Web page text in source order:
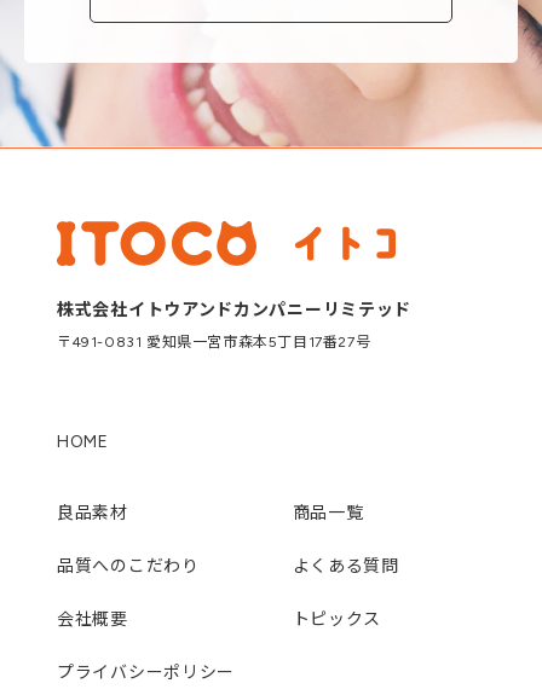
株式会社イトウアンドカンパニーリミテッド
〒491-0831 愛知県一宮市森本5丁目17番27号
HOME
良品素材 商品一覧
品質へのこだわり よくある質問
会社概要 トピックス
プライバシーポリシー